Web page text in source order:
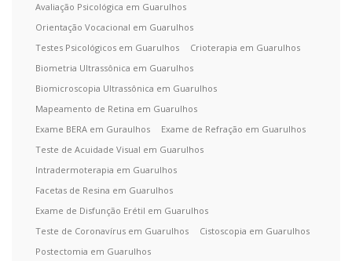
Avaliação Psicológica em Guarulhos
Orientação Vocacional em Guarulhos
Testes Psicológicos em Guarulhos
Crioterapia em Guarulhos
Biometria Ultrassônica em Guarulhos
Biomicroscopia Ultrassônica em Guarulhos
Mapeamento de Retina em Guarulhos
Exame BERA em Guraulhos
Exame de Refração em Guarulhos
Teste de Acuidade Visual em Guarulhos
Intradermoterapia em Guarulhos
Facetas de Resina em Guarulhos
Exame de Disfunção Erétil em Guarulhos
Teste de Coronavírus em Guarulhos
Cistoscopia em Guarulhos
Postectomia em Guarulhos